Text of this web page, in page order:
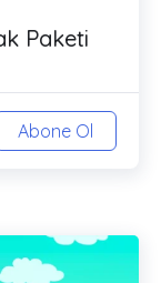
Paketi
Abone Ol